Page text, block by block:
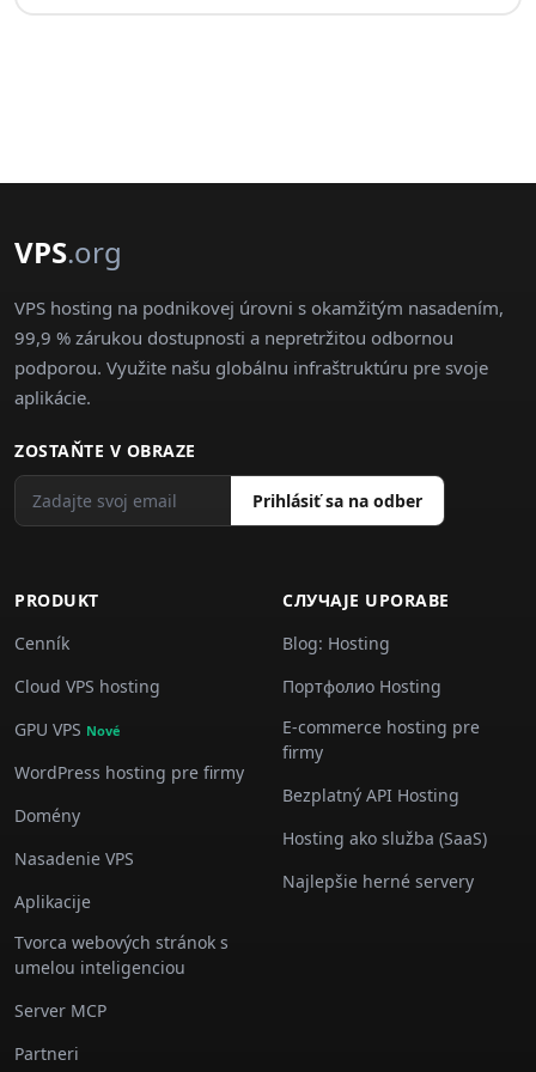
VPS.org
VPS hosting na podnikovej úrovni s okamžitým nasadením,
99,9 % zárukou dostupnosti a nepretržitou odbornou
podporou. Využite našu globálnu infraštruktúru pre svoje
aplikácie.
ZOSTAŇTE V OBRAZE
Prihlásiť sa na odber
PRODUKT
Cenník
Cloud VPS hosting
GPU VPS Nové
WordPress hosting pre firmy
Domény
Nasadenie VPS
Aplikacije
Tvorca webových stránok s
umelou inteligenciou
Server MCP
Partneri
СЛУЧАJE UPORABE
Blog: Hosting
Портфолио Hosting
E-commerce hosting pre
firmy
Bezplatný API Hosting
Hosting ako služba (SaaS)
Najlepšie herné servery